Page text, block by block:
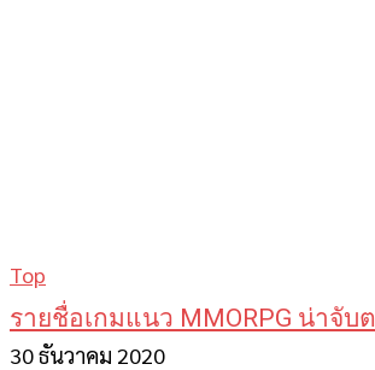
Top
รายชื่อเกมแนว MMORPG น่าจับ
30 ธันวาคม 2020